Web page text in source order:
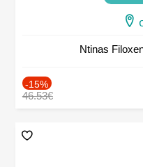
Ntinas
-15%
46.53€